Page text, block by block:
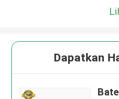
Dapatkan